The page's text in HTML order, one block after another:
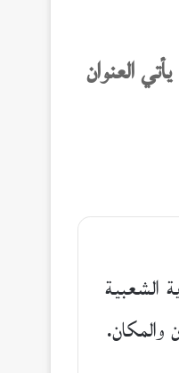
العنوان
الشعبية
والمكان.